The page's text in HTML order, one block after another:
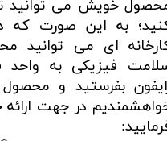
به این صورت که
ای می توانید
فیزیکی به
بفرستید و محصول
در جهت